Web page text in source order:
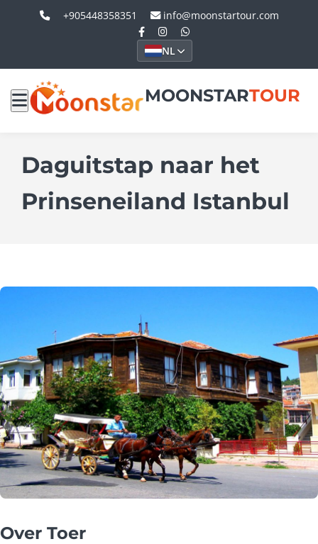
+905448358351 info@moonstartour.com
NL
MOONSTARTOUR
Daguitstap naar het
Prinseneiland Istanbul
Over Toer